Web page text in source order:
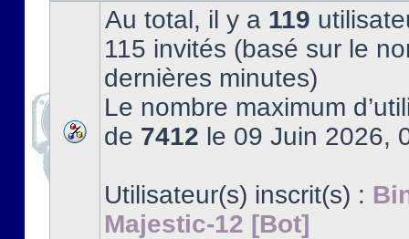
Au total, il y a 119
115 invités (basé sur le
dernières minutes)
Le nombre maximum
de 7412 le 09 Juin 2026,
Utilisateur(s) inscrit(s) :
Majestic-12 [Bot]